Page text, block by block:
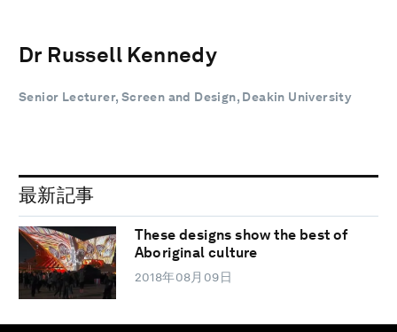
Dr Russell Kennedy
Senior Lecturer, Screen and Design, Deakin University
最新記事
These designs show the best of
Aboriginal culture
2018年08月09日